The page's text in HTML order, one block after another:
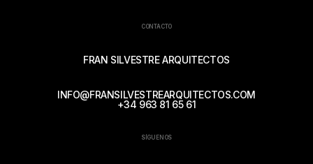
CONTACTO
FRAN SILVESTRE ARQUITECTOS
INFO@FRANSILVESTREARQUITECTOS.COM
+34 963 81 65 61
SÍGUENOS